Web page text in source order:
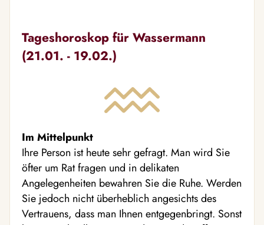
Tageshoroskop für Wassermann
(21.01. - 19.02.)
Im Mittelpunkt
Ihre Person ist heute sehr gefragt. Man wird Sie
öfter um Rat fragen und in delikaten
Angelegenheiten bewahren Sie die Ruhe. Werden
Sie jedoch nicht überheblich angesichts des
Vertrauens, dass man Ihnen entgegenbringt. Sonst